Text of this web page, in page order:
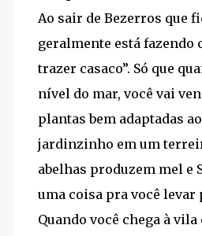
Ao sair de Bezerros que
geralmente está fazendo
trazer casaco”. Só que
nível do mar, você vai
plantas bem adaptadas
jardinzinho em um
abelhas produzem mel e
uma coisa pra você levar
Quando você chega à